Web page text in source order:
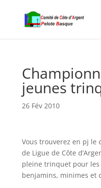
jeunes
26 Fév 2010
Vous trouverez en pj
de Ligue de Côte
pleine trinquet pour les
benjamins, minimes et